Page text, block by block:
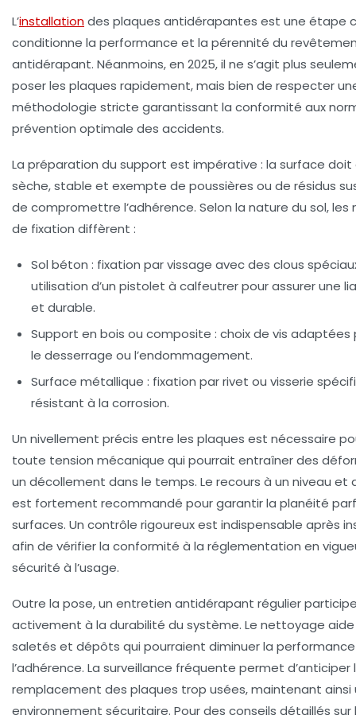
L’installationdes plaques antidérapantes est une étape
conditionne la performance et la pérennité du
antidérapant. Néanmoins, en 2025, il ne s’agit plus
poser les plaques rapidement, mais bien de respecter
méthodologie stricte garantissant la conformité aux
prévention optimale des accidents.
La préparation du support est impérative : la surface
sèche, stable et exempte de poussières ou de résidus
de compromettre l’adhérence. Selon la nature du sol,
de fixation diffèrent :
Sol béton : fixation par vissage avec des clous
utilisation d’un pistolet à calfeutrer pour assurer une
et durable.
Support en bois ou composite : choix de vis adaptées
le desserrage ou l’endommagement.
Surface métallique : fixation par rivet ou visserie
résistant à la corrosion.
Un nivellement précis entre les plaques est nécessaire
toute tension mécanique qui pourrait entraîner des
un décollement dans le temps. Le recours à un niveau et
est fortement recommandé pour garantir la planéité
surfaces. Un contrôle rigoureux est indispensable après
afin de vérifier la conformité à la réglementation en
sécurité à l’usage.
Outre la pose, un entretien antidérapant régulier
activement à la durabilité du système. Le nettoyage
saletés et dépôts qui pourraient diminuer la
l’adhérence. La surveillance fréquente permet d’anticiper
remplacement des plaques trop usées, maintenant ainsi
environnement sécuritaire. Pour des conseils détaillés sur